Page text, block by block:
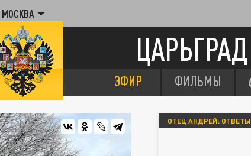
МОСКВА
ЦАРЬГРАД
ЭФИР ФИЛЬМЫ
ОТЕЦ АНДРЕЙ: ОТВЕТЫ